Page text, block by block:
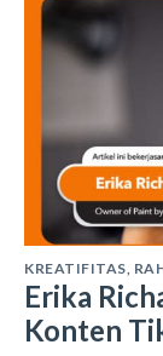
KREATIFITAS,
Erika
Konten